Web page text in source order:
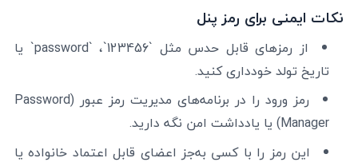
نکات ایمنی برای رمز پنل
از رمزهای قابل حدس مثل `123456`، `password` یا
تاریخ تولد خودداری کنید.
رمز ورود را در برنامه‌های مدیریت رمز عبور (Password
Manager) یا یادداشت امن نگه دارید.
این رمز را با کسی به‌جز اعضای قابل اعتماد خانواده یا